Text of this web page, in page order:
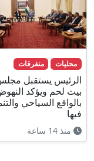
محليات متفرقات
الرئيس يستقبل
بيت لحم ويؤكد
بالواقع السياحي
فيها
منذ 14 ساعة